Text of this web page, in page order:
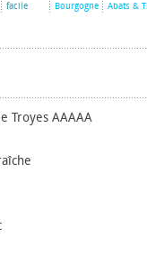
facile
Bourgogne
Abats &
Troyes AAAAA